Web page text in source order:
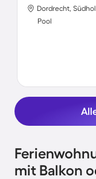
Dordrecht,
Pool
mit Balkon